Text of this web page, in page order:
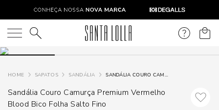
O que você está procurando?
SAPATOS SANDÁLIA SANDÁLIA COURO CAMURÇA PREMIUM VERMELHO BLOOD BICO FOLHA SALTO FINO
Sandália Couro Camurça Premium Vermelho
Blood Bico Folha Salto Fino